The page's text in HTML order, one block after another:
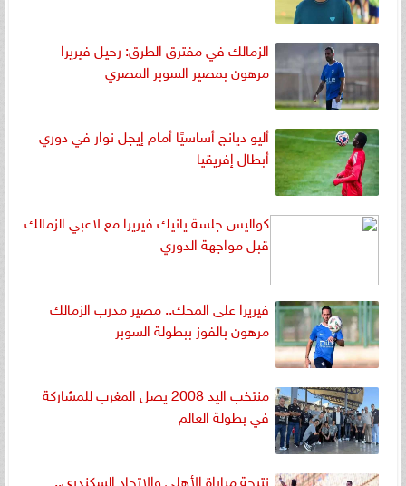
الزمالك في مفترق الطرق: رحيل فيريرا
مرهون بمصير السوبر المصري
أليو ديانج أساسيًا أمام إيجل نوار في دوري
أبطال إفريقيا
كواليس جلسة يانيك فيريرا مع لاعبي الزمالك
قبل مواجهة الدوري
فيريرا على المحك.. مصير مدرب الزمالك
مرهون بالفوز ببطولة السوبر
منتخب اليد 2008 يصل المغرب للمشاركة
في بطولة العالم
نتيجة مباراة الأهلي والاتحاد السكندري..